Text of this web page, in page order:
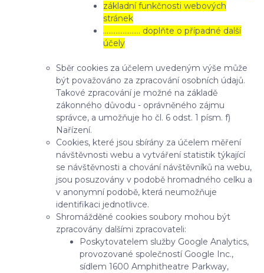
základní funkčnosti webových
stránek
………………… doplňte o případné další
účely
Sběr cookies za účelem uvedeným výše může
být považováno za zpracování osobních údajů.
Takové zpracování je možné na základě
zákonného důvodu - oprávněného zájmu
správce, a umožňuje ho čl. 6 odst. 1 písm. f)
Nařízení.
Cookies, které jsou sbírány za účelem měření
návštěvnosti webu a vytváření statistik týkající
se návštěvnosti a chování návštěvníků na webu,
jsou posuzovány v podobě hromadného celku a
v anonymní podobě, která neumožňuje
identifikaci jednotlivce.
Shromážděné cookies soubory mohou být
zpracovány dalšími zpracovateli:
Poskytovatelem služby Google Analytics,
provozované společností Google Inc.,
sídlem 1600 Amphitheatre Parkway,